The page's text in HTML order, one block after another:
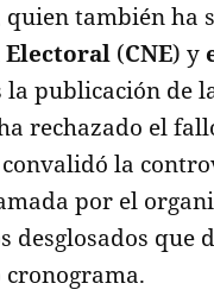
también ha
Electoral (CNE) y
la publicación de
rechazado el
la
por el
desglosados que